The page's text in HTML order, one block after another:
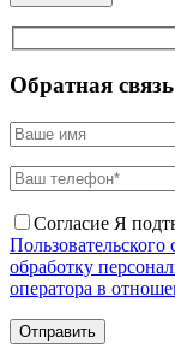
Обратная связь
Согласие Я
Пользовательского
обработку
оператора в